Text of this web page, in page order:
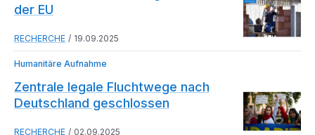
der EU
RECHERCHE 19.09.2025
Humanitäre Aufnahme
Zentrale legale Fluchtwege nach
Deutschland geschlossen
RECHERCHE 02.09.2025